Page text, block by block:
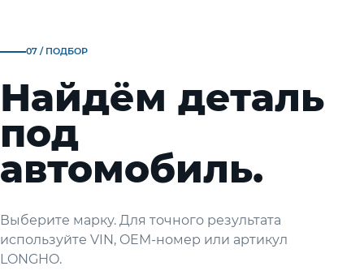
07 / ПОДБОР
Найдём деталь
под
автомобиль.
Выберите марку. Для точного результата
используйте VIN, OEM-номер или артикул
LONGHO.